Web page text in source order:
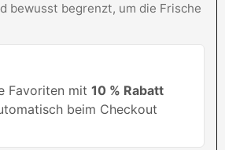
bewusst begrenzt, um die Frische
Favoriten mit 10 % Rabatt
beim Checkout